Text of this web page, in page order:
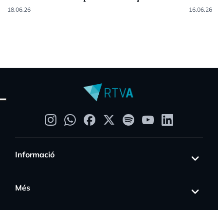
18.06.26 16.06.26
Informació
Més